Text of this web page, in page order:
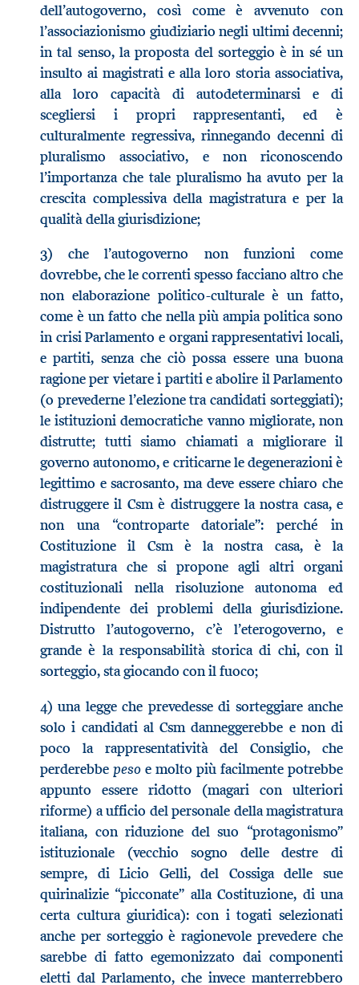
dell’autogoverno, così come è avvenuto con
l’associazionismo giudiziario negli ultimi decenni;
in tal senso, la proposta del sorteggio è in sé un
insulto ai magistrati e alla loro storia associativa,
alla loro capacità di autodeterminarsi e di
scegliersi i propri rappresentanti, ed è
culturalmente regressiva, rinnegando decenni di
pluralismo associativo, e non riconoscendo
l’importanza che tale pluralismo ha avuto per la
crescita complessiva della magistratura e per la
qualità della giurisdizione;
3) che l’autogoverno non funzioni come
dovrebbe, che le correnti spesso facciano altro che
non elaborazione politico-culturale è un fatto,
come è un fatto che nella più ampia politica sono
in crisi Parlamento e organi rappresentativi locali,
e partiti, senza che ciò possa essere una buona
ragione per vietare i partiti e abolire il Parlamento
(o prevederne l’elezione tra candidati sorteggiati);
le istituzioni democratiche vanno migliorate, non
distrutte; tutti siamo chiamati a migliorare il
governo autonomo, e criticarne le degenerazioni è
legittimo e sacrosanto, ma deve essere chiaro che
distruggere il Csm è distruggere la nostra casa, e
non una “controparte datoriale”: perché in
Costituzione il Csm è la nostra casa, è la
magistratura che si propone agli altri organi
costituzionali nella risoluzione autonoma ed
indipendente dei problemi della giurisdizione.
Distrutto l’autogoverno, c’è l’eterogoverno, e
grande è la responsabilità storica di chi, con il
sorteggio, sta giocando con il fuoco;
4) una legge che prevedesse di sorteggiare anche
solo i candidati al Csm danneggerebbe e non di
poco la rappresentatività del Consiglio, che
perderebbe peso e molto più facilmente potrebbe
appunto essere ridotto (magari con ulteriori
riforme) a ufficio del personale della magistratura
italiana, con riduzione del suo “protagonismo”
istituzionale (vecchio sogno delle destre di
sempre, di Licio Gelli, del Cossiga delle sue
quirinalizie “picconate” alla Costituzione, di una
certa cultura giuridica): con i togati selezionati
anche per sorteggio è ragionevole prevedere che
sarebbe di fatto egemonizzato dai componenti
eletti dal Parlamento, che invece manterrebbero